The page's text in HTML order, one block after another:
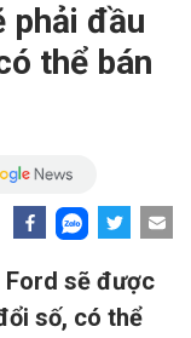
phải đầu
thể bán
sẽ được
số, có thể